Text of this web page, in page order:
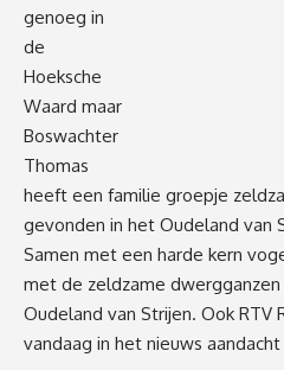
genoeg in
de
Hoeksche
Waard maar
Boswachter
Thomas
heeft een familie groepje
gevonden in het Oudeland van
Samen met een harde kern
met de zeldzame
Oudeland van Strijen. Ook RTV
vandaag in het nieuws aandacht